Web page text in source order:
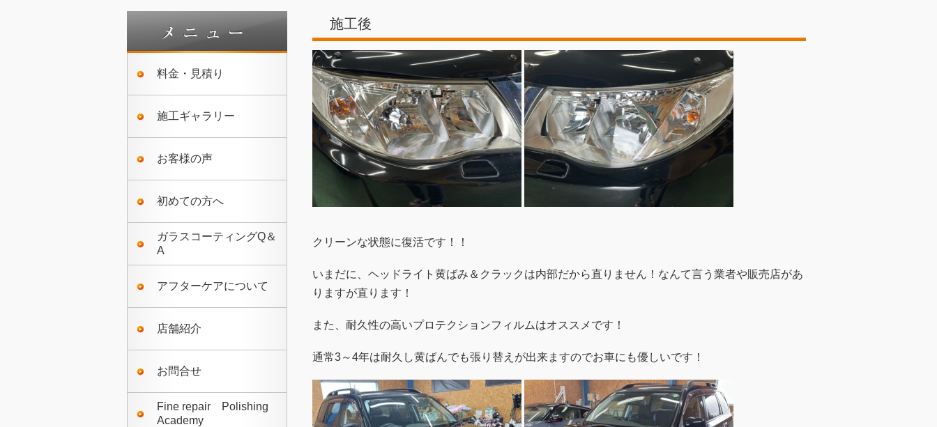
料金・見積り
施工ギャラリー
お客様の声
初めての方へ
ガラスコーティングQ＆
A
アフターケアについて
店舗紹介
お問合せ
Fine repair Polishing
Academy
施工後
クリーンな状態に復活です！！
いまだに、ヘッドライト黄ばみ＆クラックは内部だから直りません！なんて言う業者や販売店があ
りますが直ります！
また、耐久性の高いプロテクションフィルムはオススメです！
通常3～4年は耐久し黄ばんでも張り替えが出来ますのでお車にも優しいです！